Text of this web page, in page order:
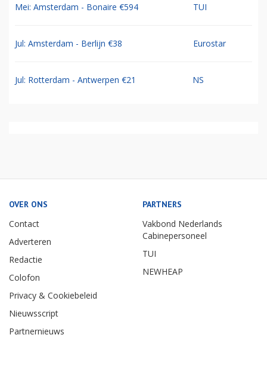
Mei: Amsterdam - Bonaire €594 TUI
Jul: Amsterdam - Berlijn €38 Eurostar
Jul: Rotterdam - Antwerpen €21 NS
OVER ONS
Contact
Adverteren
Redactie
Colofon
Privacy & Cookiebeleid
Nieuwsscript
Partnernieuws
PARTNERS
Vakbond Nederlands
Cabinepersoneel
TUI
NEWHEAP